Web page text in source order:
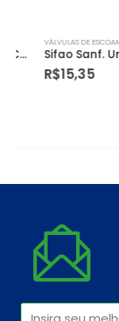
VÁLVULAS DE ESCOAMENTO
15,35